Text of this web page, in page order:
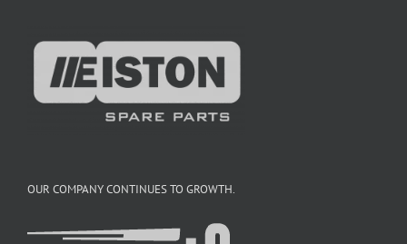
OUR COMPANY CONTINUES TO GROWTH.